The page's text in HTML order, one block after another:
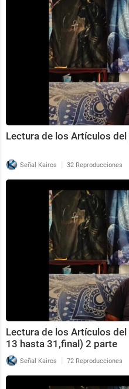
Lectura de los Artículos
Señal Kairos | 32 Reproducciones
Lectura de los Artículos
13 hasta 31,final) 2 parte
Señal Kairos | 72 Reproducciones